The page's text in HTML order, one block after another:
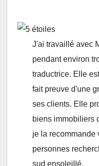
J'ai travaillé avec
pendant environ
traductrice. Elle
fait preuve d'une
ses clients. Elle
biens immobiliers
je la recommande
personnes
sud ensoleillé.